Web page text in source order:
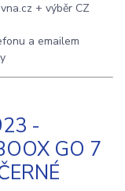
+ výběr CZ
a emailem
-
GO 7